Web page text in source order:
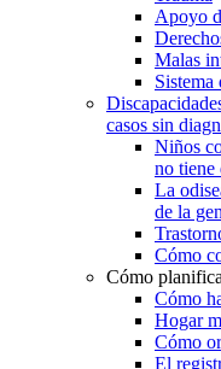
Apoyo
Malas
Sistema
casos sin
Niños
no tiene
La
de la
Cómo
Cómo
Cómo
Hogar
Cómo
El